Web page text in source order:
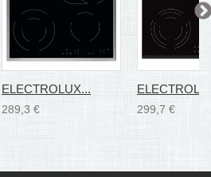
ELECTROLUX...
289,3 € 299,7 €